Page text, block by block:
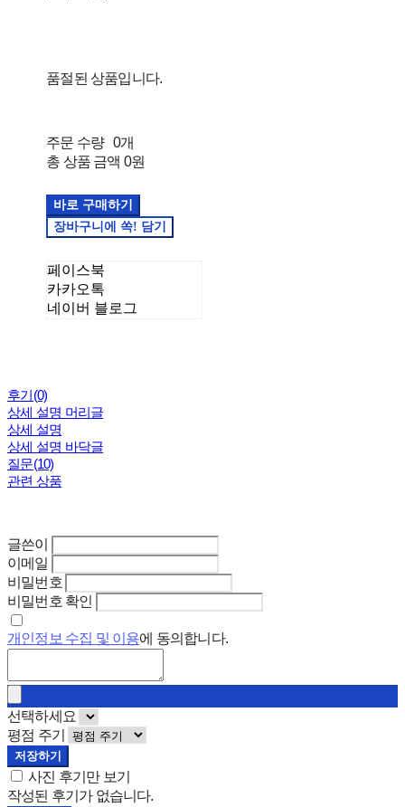
품절된 상품입니다.
주문 수량 0개
총 상품 금액 0원
페이스북
카카오톡
네이버 블로그
후기(0)
상세 설명 머리글
상세 설명
상세 설명 바닥글
질문(10)
관련 상품
글쓴이
이메일
비밀번호
비밀번호 확인
개인정보 수집 및 이용에 동의합니다.
선택하세요
평점 주기
저장하기
사진 후기만 보기
작성된 후기가 없습니다.